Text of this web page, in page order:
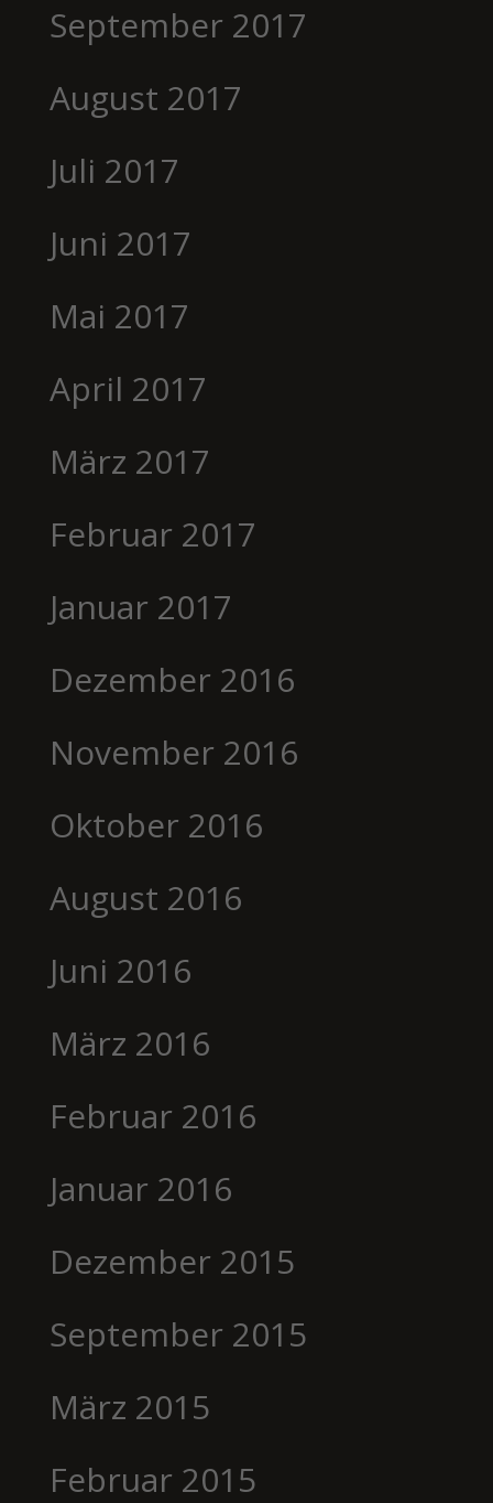
September 2017
August 2017
Juli 2017
Juni 2017
Mai 2017
April 2017
März 2017
Februar 2017
Januar 2017
Dezember 2016
November 2016
Oktober 2016
August 2016
Juni 2016
März 2016
Februar 2016
Januar 2016
Dezember 2015
September 2015
März 2015
Februar 2015